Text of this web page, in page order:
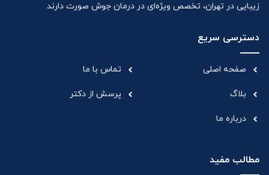
زیبایی در تهران، تخصص ویژه‌ای در درمان جوش صورت دارند
دسترسی سریع
صفحه اصلی
بلاگ
درباره ما
تماس با ما
پرسش از دکتر
مطالب مفید